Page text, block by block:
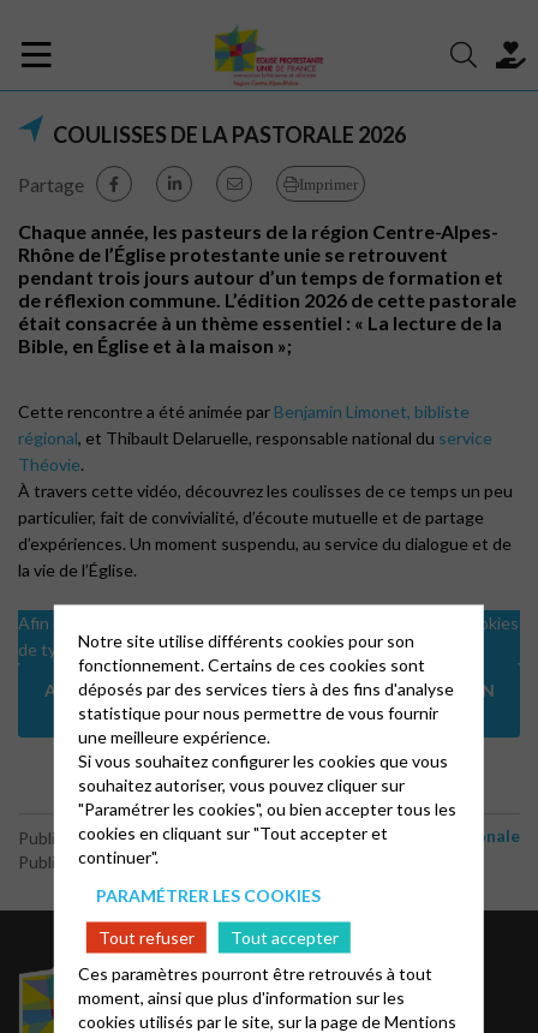
COULISSES DE LA PASTORALE 2026
Partage Imprimer
Chaque année, les pasteurs de la région Centre-Alpes-
Rhône de l’Église protestante unie se retrouvent
pendant trois jours autour d’un temps de formation et
de réflexion commune. L’édition 2026 de cette pastorale
était consacrée à un thème essentiel : « La lecture de la
Bible, en Église et à la maison »;
Cette rencontre a été animée par Benjamin Limonet, bibliste
régional, et Thibault Delaruelle, responsable national du service
Théovie.
À travers cette vidéo, découvrez les coulisses de ce temps un peu
particulier, fait de convivialité, d’écoute mutuelle et de partage
d’expériences. Un moment suspendu, au service du dialogue et de
la vie de l’Église.
Afin de visualiser les vidéos il est nécessaire d'accepter les cookies
de type analytics
ABONNEZ-VOUS À LA CHAÎNE YOUTUBE DE LA RÉGION
CAR
Publié le 23 juin 2026
Publié par le webmaster
Vie régionale
Rechercher une paroisse
Annuaire EPUdF
Acteurs EPUdF
Notre site utilise différents cookies pour son
fonctionnement. Certains de ces cookies sont
déposés par des services tiers à des fins d'analyse
statistique pour nous permettre de vous fournir
une meilleure expérience.
Si vous souhaitez configurer les cookies que vous
souhaitez autoriser, vous pouvez cliquer sur
"Paramétrer les cookies", ou bien accepter tous les
cookies en cliquant sur "Tout accepter et
continuer".
PARAMÉTRER LES COOKIES
Tout refuser
Tout accepter
Ces paramètres pourront être retrouvés à tout
moment, ainsi que plus d'information sur les
cookies utilisés par le site, sur la page deMentions